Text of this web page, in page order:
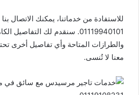
للاستفادة من خدماتنا، يمكنك الاتصال
01119940101. سنقدم لك
والطرازات المتاحة وأي تفاصيل أخرى
معنا لا تُنسى.